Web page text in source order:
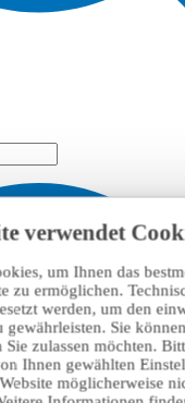
verwendet
um Ihnen das
zu ermöglichen.
werden, um den
gewährleisten. Sie
zulassen möchten.
Ihnen gewählten
möglicherweise